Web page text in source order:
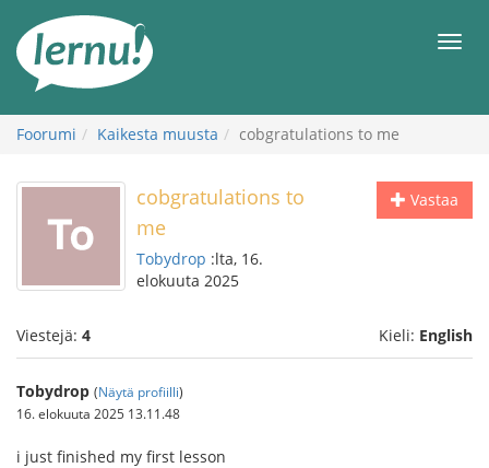
sisältöön
Foorumi Kaikesta muusta cobgratulations to me
Vastaa
cobgratulations to
me
Tobydrop :lta, 16.
elokuuta 2025
Viestejä: 4 Kieli: English
Tobydrop (Näytä profiilli)
16. elokuuta 2025 13.11.48
i just finished my first lesson